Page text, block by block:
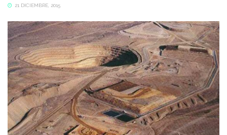
21 DICIEMBRE, 2015